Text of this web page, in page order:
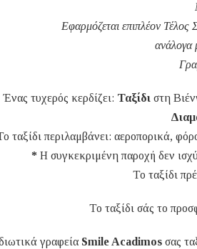
Εφαρμόζεται επιπλέον
ανάλογα
Ένας τυχερός κερδίζει: Ταξίδι στη
ταξίδι περιλαμβάνει: αεροπορικά,
* Η συγκεκριμένη παροχή δεν
Το ταξίδι
Το ταξίδι σάς το
γραφεία Smile Acadimosσας